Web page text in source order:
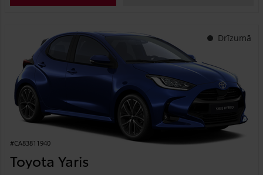
Drīzumā
#CA83811940
Toyota Yaris